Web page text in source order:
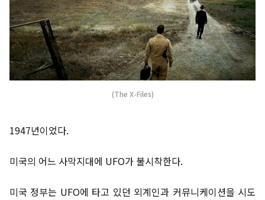
(The X-Files)
1947년이었다.
미국의 어느 사막지대에 UFO가 불시착한다.
미국 정부는 UFO에 타고 있던 외계인과 커뮤니케이션을 시도